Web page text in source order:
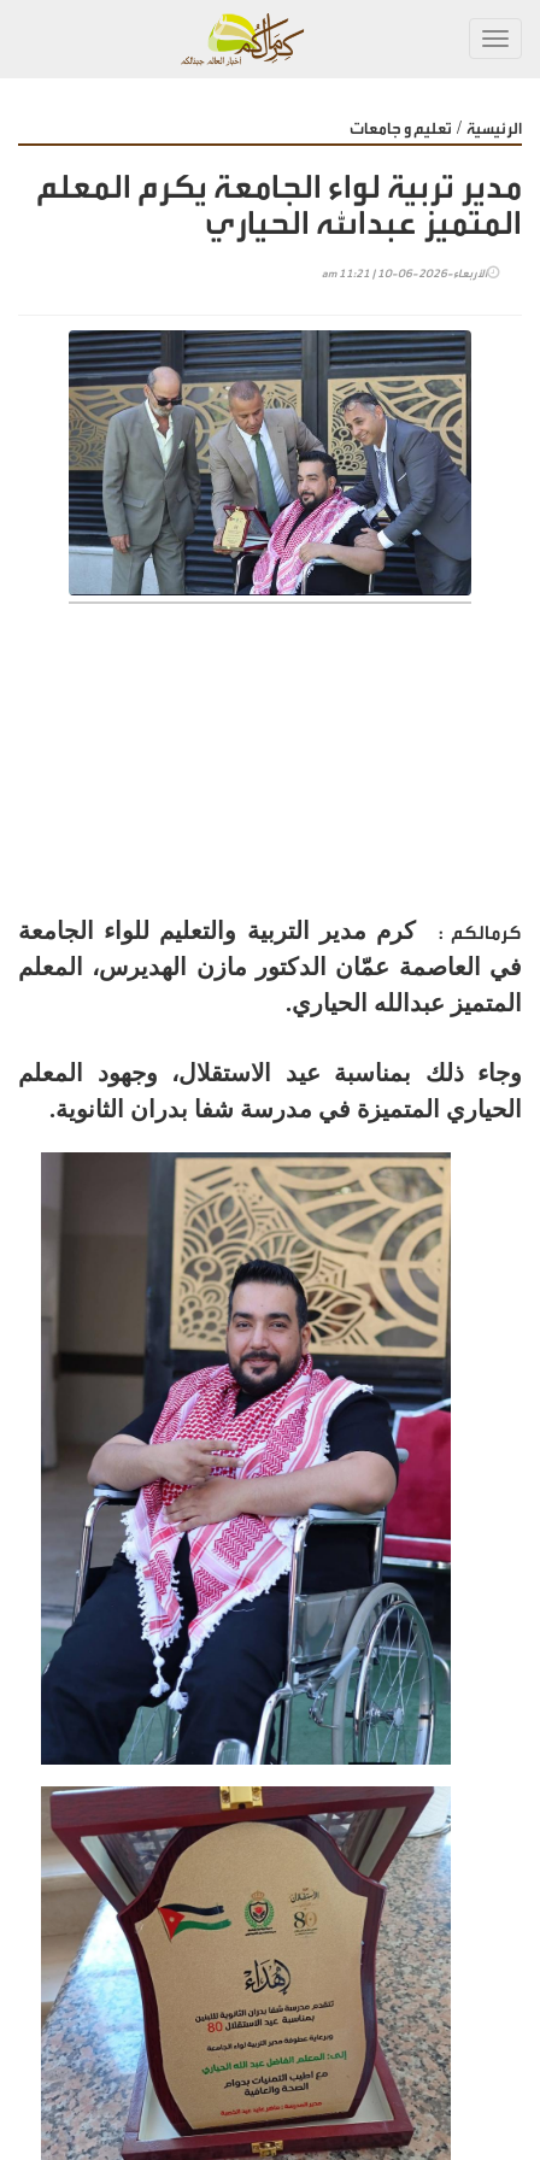
الرئيسية / تعليم و جامعات
مدير تربية لواء الجامعة يكرم المعلم
المتميز عبدالله الحياري
الأربعاء-2026-06-10 | 11:21 am
كرمالكم :
كرم مدير التربية والتعليم للواء الجامعة
في العاصمة عمّان الدكتور مازن الهديرس، المعلم
المتميز عبدالله الحياري.
وجاء ذلك بمناسبة عيد الاستقلال، وجهود المعلم
الحياري المتميزة في مدرسة شفا بدران الثانوية.